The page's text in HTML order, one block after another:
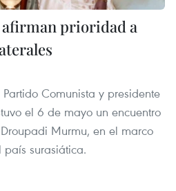
prioridad a
Comunista y presidente
el 6 de mayo un encuentro
Murmu, en el marco
surasiática.